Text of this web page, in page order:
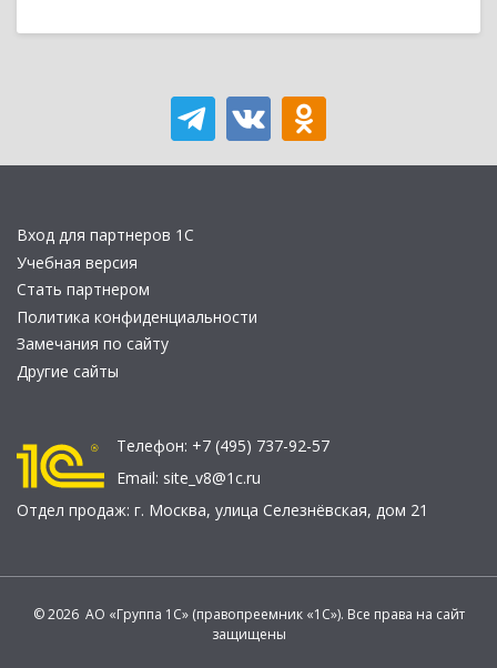
Вход для партнеров 1С
Учебная версия
Стать партнером
Политика конфиденциальности
Замечания по сайту
Другие сайты
Телефон: +7 (495) 737-92-57
Email: site_v8@1c.ru
Отдел продаж: г. Москва, улица Селезнёвская, дом 21
© 2026 АО «Группа 1С» (правопреемник «1С»). Все права на сайт
защищены